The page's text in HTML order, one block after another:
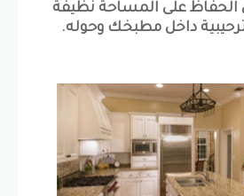
على المساحة نظيفة
داخل مطبخك وحوله.